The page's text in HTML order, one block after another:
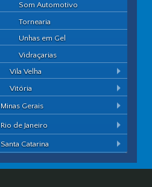
Som Automotivo
Tornearia
Unhas em Gel
Vidraçarias
Vila Velha
Vitória
Minas Gerais
Rio de Janeiro
Santa Catarina